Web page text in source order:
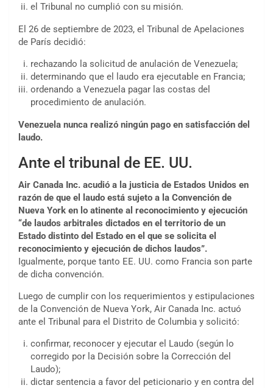
el Tribunal no cumplió con su misión.
El 26 de septiembre de 2023, el Tribunal de Apelaciones
de París decidió:
rechazando la solicitud de anulación de Venezuela;
determinando que el laudo era ejecutable en Francia;
ordenando a Venezuela pagar las costas del
procedimiento de anulación.
Venezuela nunca realizó ningún pago en satisfacción del
laudo.
Ante el tribunal de EE. UU.
Air Canada Inc. acudió a la justicia de Estados Unidos en
razón de que el laudo está sujeto a la Convención de
Nueva York en lo atinente al reconocimiento y ejecución
“de laudos arbitrales dictados en el territorio de un
Estado distinto del Estado en el que se solicita el
reconocimiento y ejecución de dichos laudos”.
Igualmente, porque tanto EE. UU. como Francia son parte
de dicha convención.
Luego de cumplir con los requerimientos y estipulaciones
de la Convención de Nueva York, Air Canada Inc. actuó
ante el Tribunal para el Distrito de Columbia y solicitó:
confirmar, reconocer y ejecutar el Laudo (según lo
corregido por la Decisión sobre la Corrección del
Laudo);
dictar sentencia a favor del peticionario y en contra del